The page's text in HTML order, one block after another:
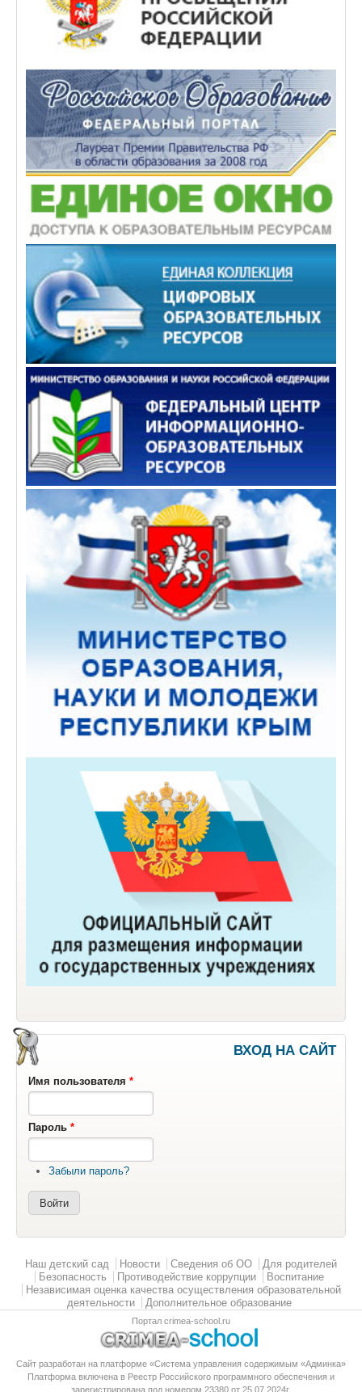
ВХОД НА САЙТ
Имя пользователя *
Пароль *
Забыли пароль?
Главное меню
Наш детский сад Новости Сведения об ОО
Для родителей
Безопасность
Противодействие коррупции
Воспитание
Независимая оценка качества осуществления образовательной
деятельности
Дополнительное образование
Портал crimea-school.ru
Сайт разработан на платформе «Система управления содержимым «Админка»
Платформа включена в Реестр Российского программного обеспечения и
зарегистрирована под номером 23380 от 25.07.2024г.